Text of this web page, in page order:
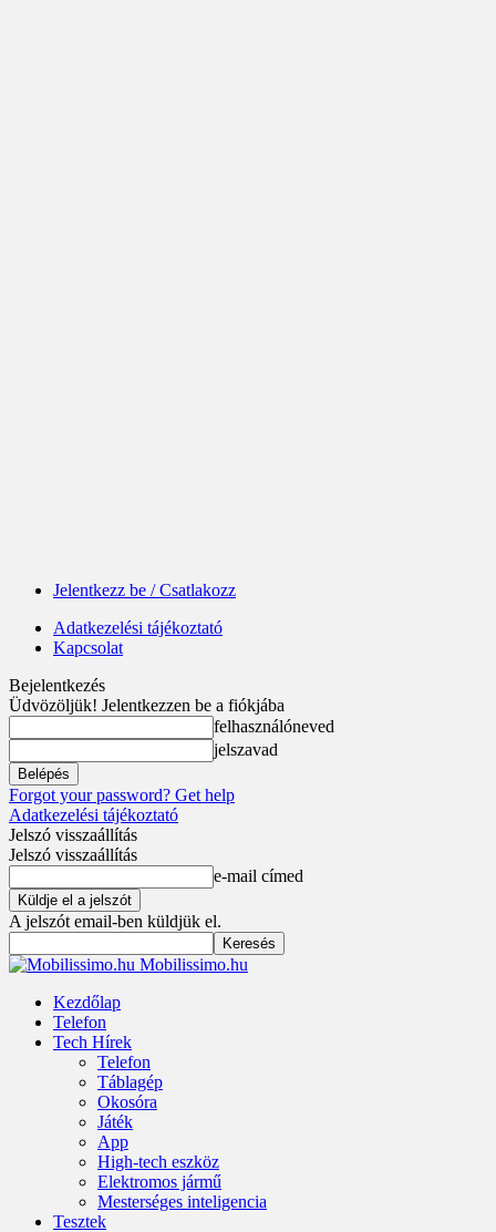
Jelentkezz be / Csatlakozz
Adatkezelési tájékoztató
Kapcsolat
Bejelentkezés
Üdvözöljük! Jelentkezzen be a fiókjába
felhasználóneved
jelszavad
Forgot your password? Get help
Adatkezelési tájékoztató
Jelszó visszaállítás
Jelszó visszaállítás
e-mail címed
A jelszót email-ben küldjük el.
Mobilissimo.hu
Kezdőlap
Telefon
Tech Hírek
Telefon
Táblagép
Okosóra
Játék
App
High-tech eszköz
Elektromos jármű
Mesterséges inteligencia
Tesztek